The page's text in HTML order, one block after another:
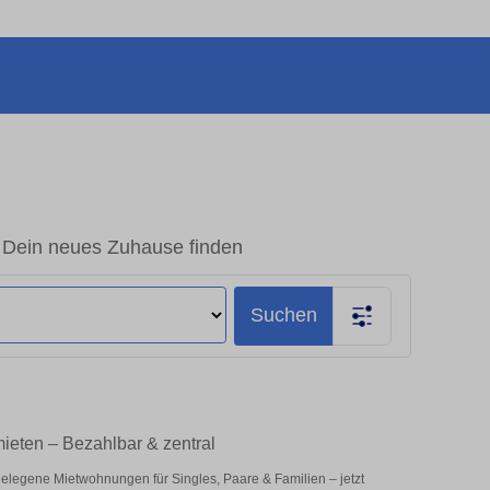
neues Zuhause finden
Suchen
– Bezahlbar & zentral
Mietwohnungen für Singles, Paare & Familien – jetzt